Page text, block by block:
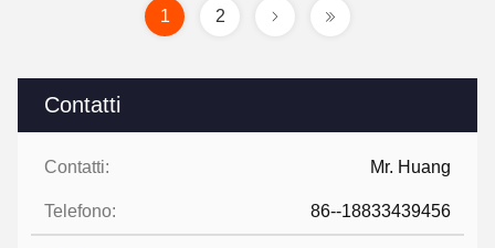
Contatti
Contatti: Mr. Huang
Telefono: 86--18833439456
1 2